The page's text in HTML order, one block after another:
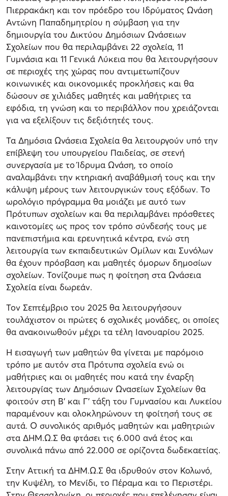
Πιερρακάκη και τον πρόεδρο του Ιδρύματος Ωνάση
Αντώνη Παπαδημητρίου η σύμβαση για την
δημιουργία του Δικτύου Δημόσιων Ωνάσειων
Σχολείων που θα περιλαμβάνει 22 σχολεία, 11
Γυμνάσια και 11 Γενικά Λύκεια που θα λειτουργήσουν
σε περιοχές της χώρας που αντιμετωπίζουν
κοινωνικές και οικονομικές προκλήσεις και θα
δώσουν σε χιλιάδες μαθητές και μαθήτριες τα
εφόδια, τη γνώση και το περιβάλλον που χρειάζονται
για να εξελίξουν τις δεξιότητές τους.
Τα Δημόσια Ωνάσεια Σχολεία θα λειτουργούν υπό την
επίβλεψη του υπουργείου Παιδείας, σε στενή
συνεργασία με το Ίδρυμα Ωνάση, το οποίο
αναλαμβάνει την κτηριακή αναβάθμισή τους και την
κάλυψη μέρους των λειτουργικών τους εξόδων. Το
ωρολόγιο πρόγραμμα θα μοιάζει με αυτό των
Πρότυπων σχολείων και θα περιλαμβάνει πρόσθετες
καινοτομίες ως προς τον τρόπο σύνδεσής τους με
πανεπιστήμια και ερευνητικά κέντρα, ενώ στη
λειτουργία των εκπαιδευτικών Ομίλων και Συνόλων
θα έχουν πρόσβαση και μαθητές όμορων δημοσίων
σχολείων. Τονίζουμε πως η φοίτηση στα Ωνάσεια
Σχολεία είναι δωρεάν.
Τον Σεπτέμβριο του 2025 θα λειτουργήσουν
τουλάχιστον οι πρώτες 6 σχολικές μονάδες, οι οποίες
θα ανακοινωθούν μέχρι τα τέλη Ιανουαρίου 2025.
Η εισαγωγή των μαθητών θα γίνεται με παρόμοιο
τρόπο με αυτόν στα Πρότυπα σχολεία ενώ οι
μαθήτριες και οι μαθητές που κατά την έναρξη
λειτουργίας των Δημόσιων Ωνασείων Σχολείων θα
φοιτούν στη Β’ και Γ’ τάξη του Γυμνασίου και Λυκείου
παραμένουν και ολοκληρώνουν τη φοίτησή τους σε
αυτά. Ο συνολικός αριθμός μαθητών και μαθητριών
στα ΔΗΜ.Ω.Σ θα φτάσει τις 6.000 ανά έτος και
συνολικά πάνω από 22.000 σε ορίζοντα δωδεκαετίας.
Στην Αττική τα ΔΗΜ.Ω.Σ θα ιδρυθούν στον Κολωνό,
την Κυψέλη, το Μενίδι, το Πέραμα και το Περιστέρι.